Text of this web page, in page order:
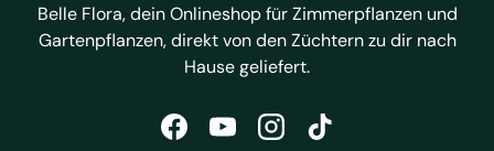
Belle Flora, dein Onlineshop für Zimmerpflanzen und
Gartenpflanzen, direkt von den Züchtern zu dir nach
Hause geliefert.
FacebookYouTubeInstagramTikTok